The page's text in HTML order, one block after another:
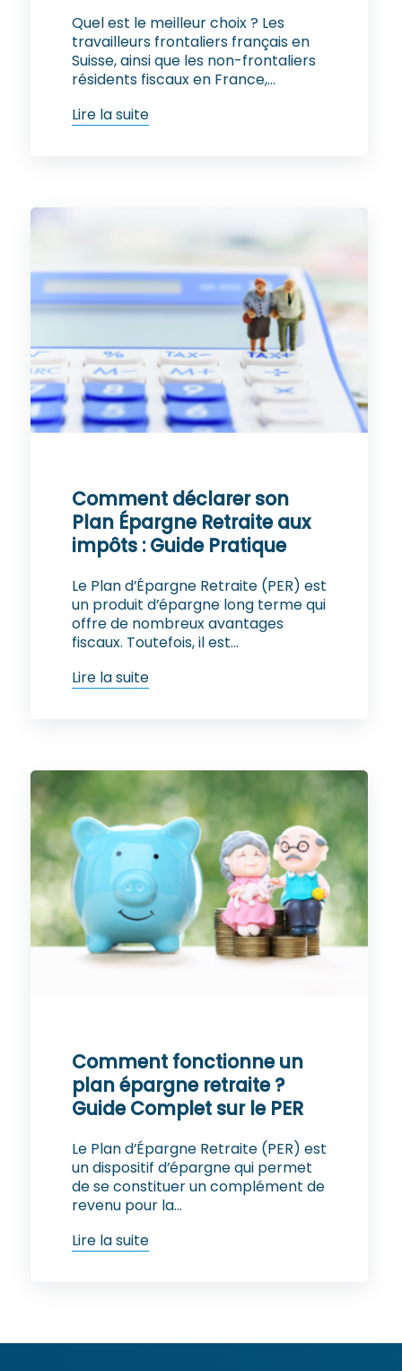
Quel est le meilleur choix ? Les
travailleurs frontaliers français en
Suisse, ainsi que les non-frontaliers
résidents fiscaux en France,...
Lire la suite
Comment déclarer son
Plan Épargne Retraite aux
impôts : Guide Pratique
Le Plan d’Épargne Retraite (PER) est
un produit d’épargne long terme qui
offre de nombreux avantages
fiscaux. Toutefois, il est...
Lire la suite
Comment fonctionne un
plan épargne retraite ?
Guide Complet sur le PER
Le Plan d’Épargne Retraite (PER) est
un dispositif d’épargne qui permet
de se constituer un complément de
revenu pour la...
Lire la suite